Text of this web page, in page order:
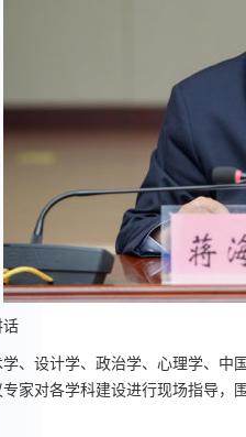
话
、设计学、政治学、心理学、中
家对各学科建设进行现场指导